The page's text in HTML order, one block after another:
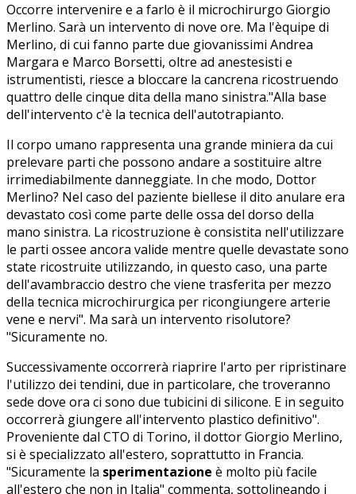
Occorre intervenire e a farlo è il microchirurgo Giorgio
Merlino. Sarà un intervento di nove ore. Ma l'èquipe di
Merlino, di cui fanno parte due giovanissimi Andrea
Margara e Marco Borsetti, oltre ad anestesisti e
istrumentisti, riesce a bloccare la cancrena ricostruendo
quattro delle cinque dita della mano sinistra."Alla base
dell'intervento c'è la tecnica dell'autotrapianto.
Il corpo umano rappresenta una grande miniera da cui
prelevare parti che possono andare a sostituire altre
irrimediabilmente danneggiate. In che modo, Dottor
Merlino? Nel caso del paziente biellese il dito anulare era
devastato così come parte delle ossa del dorso della
mano sinistra. La ricostruzione è consistita nell'utilizzare
le parti ossee ancora valide mentre quelle devastate sono
state ricostruite utilizzando, in questo caso, una parte
dell'avambraccio destro che viene trasferita per mezzo
della tecnica microchirurgica per ricongiungere arterie
vene e nervi". Ma sarà un intervento risolutore?
"Sicuramente no.
Successivamente occorrerà riaprire l'arto per ripristinare
l'utilizzo dei tendini, due in particolare, che troveranno
sede dove ora ci sono due tubicini di silicone. E in seguito
occorrerà giungere all'intervento plastico definitivo".
Proveniente dal CTO di Torino, il dottor Giorgio Merlino,
si è specializzato all'estero, soprattutto in Francia.
"Sicuramente la sperimentazione è molto più facile
all'estero che non in Italia" commenta, sottolineando i